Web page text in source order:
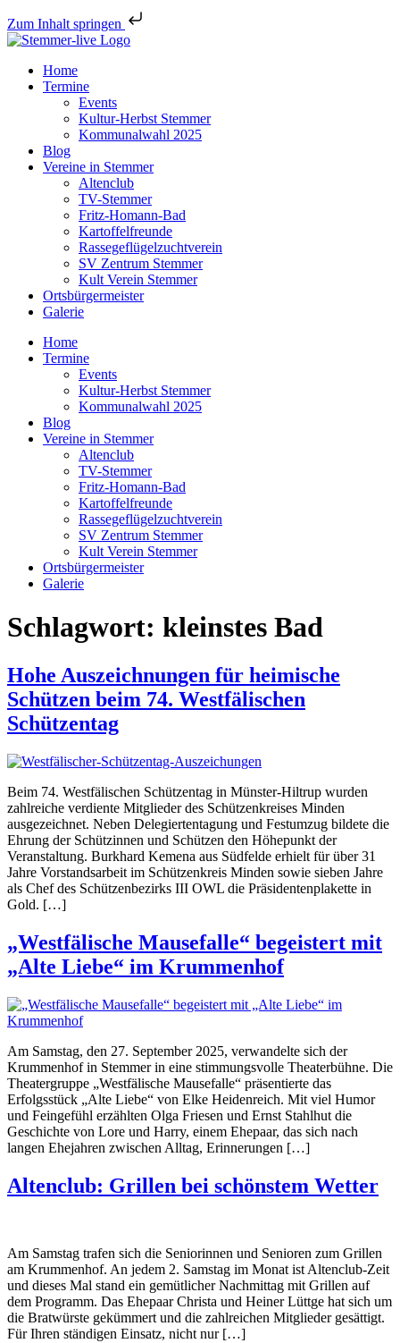
Zum Inhalt springen
Home
Termine
Events
Kultur-Herbst Stemmer
Kommunalwahl 2025
Blog
Vereine in Stemmer
Altenclub
TV-Stemmer
Fritz-Homann-Bad
Kartoffelfreunde
Rassegeflügelzuchtverein
SV Zentrum Stemmer
Kult Verein Stemmer
Ortsbürgermeister
Galerie
Home
Termine
Events
Kultur-Herbst Stemmer
Kommunalwahl 2025
Blog
Vereine in Stemmer
Altenclub
TV-Stemmer
Fritz-Homann-Bad
Kartoffelfreunde
Rassegeflügelzuchtverein
SV Zentrum Stemmer
Kult Verein Stemmer
Ortsbürgermeister
Galerie
Schlagwort: kleinstes Bad
Hohe Auszeichnungen für heimische
Schützen beim 74. Westfälischen
Schützentag
Beim 74. Westfälischen Schützentag in Münster-Hiltrup wurden
zahlreiche verdiente Mitglieder des Schützenkreises Minden
ausgezeichnet. Neben Delegiertentagung und Festumzug bildete die
Ehrung der Schützinnen und Schützen den Höhepunkt der
Veranstaltung. Burkhard Kemena aus Südfelde erhielt für über 31
Jahre Vorstandsarbeit im Schützenkreis Minden sowie sieben Jahre
als Chef des Schützenbezirks III OWL die Präsidentenplakette in
Gold. […]
„Westfälische Mausefalle“ begeistert mit
„Alte Liebe“ im Krummenhof
Am Samstag, den 27. September 2025, verwandelte sich der
Krummenhof in Stemmer in eine stimmungsvolle Theaterbühne. Die
Theatergruppe „Westfälische Mausefalle“ präsentierte das
Erfolgsstück „Alte Liebe“ von Elke Heidenreich. Mit viel Humor
und Feingefühl erzählten Olga Friesen und Ernst Stahlhut die
Geschichte von Lore und Harry, einem Ehepaar, das sich nach
langen Ehejahren zwischen Alltag, Erinnerungen […]
Altenclub: Grillen bei schönstem Wetter
Am Samstag trafen sich die Seniorinnen und Senioren zum Grillen
am Krummenhof. An jedem 2. Samstag im Monat ist Altenclub-Zeit
und dieses Mal stand ein gemütlicher Nachmittag mit Grillen auf
dem Programm. Das Ehepaar Christa und Heiner Lüttge hat sich um
die Bratwürste gekümmert und die zahlreichen Mitglieder gesättigt.
Für Ihren ständigen Einsatz, nicht nur […]